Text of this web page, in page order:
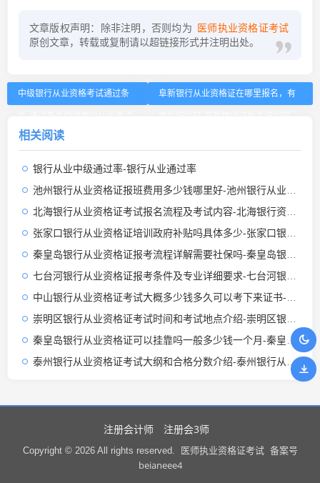
文章版权声明：除非注明，否则均为
医师执业资格证考试
原创文章，转载或复制请以超链接形式并注明出处。
中级银行从业资格考试通过条
阜新银行从业资格证在哪里报名，有
相关阅读
银行从业中级通过率-银行从业通过率
池州银行从业资格证报班费用多少钱哪里好-池州银行从业资格证报班费用多处可选
北海银行从业资格证考试报名流程及考试内容-北海银行资格证报名流程
张家口银行从业资格证培训政府补贴吗具体多少-张家口银行从业资格证补贴多少
秦皇岛银行从业资格证报考流程详解需要社保吗-秦皇岛银行从业资格证报考需社保
七台河银行从业资格证报考条件及专业详细要求-七台河银行从业资格证报考条件
中山银行从业资格证考试大概多少钱多久可以考下来证书-中山银行从业资格证考试费用约1000元，需30天内考取。
崇明区银行从业资格证考试时间和考试地点介绍-崇明区银行证考时间地点
秦皇岛银行从业资格证可以挂靠吗一般多少钱一个月-秦皇岛银行从业资格证可挂靠月费多少钱
泰州银行从业资格证考试大纲和合格分数介绍-泰州银行从业资格证考试大纲和合格分数
注册会计师 注册会3师
Copyright © 2026 All rights reserved. 医师执业资格证考试 备案号
beianeee4